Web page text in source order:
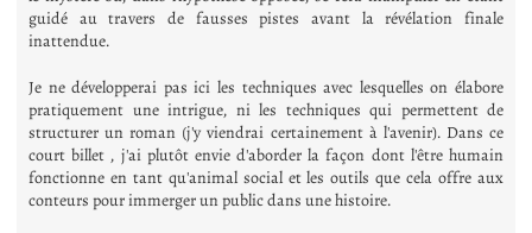
guidé au travers de fausses pistes avant la révélation finale
inattendue.
Je ne développerai pas ici les techniques avec lesquelles on élabore
pratiquement une intrigue, ni les techniques qui permettent de
structurer un roman (j'y viendrai certainement à l'avenir). Dans ce
court billet , j'ai plutôt envie d'aborder la façon dont l'être humain
fonctionne en tant qu'animal social et les outils que cela offre aux
conteurs pour immerger un public dans une histoire.